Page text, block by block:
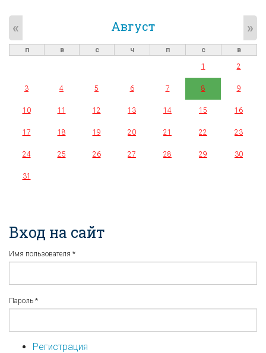
Август
« »
п в с ч п с
в
1
2
3 4 5 6 7 8 9
10 11 12 13 14 15 16
17 18 19 20 21 22 23
24 25 26 27 28 29 30
31
Вход на сайт
Имя пользователя *
Пароль *
Регистрация